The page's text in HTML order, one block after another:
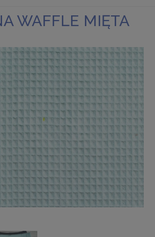
WAFFLE MIĘTA